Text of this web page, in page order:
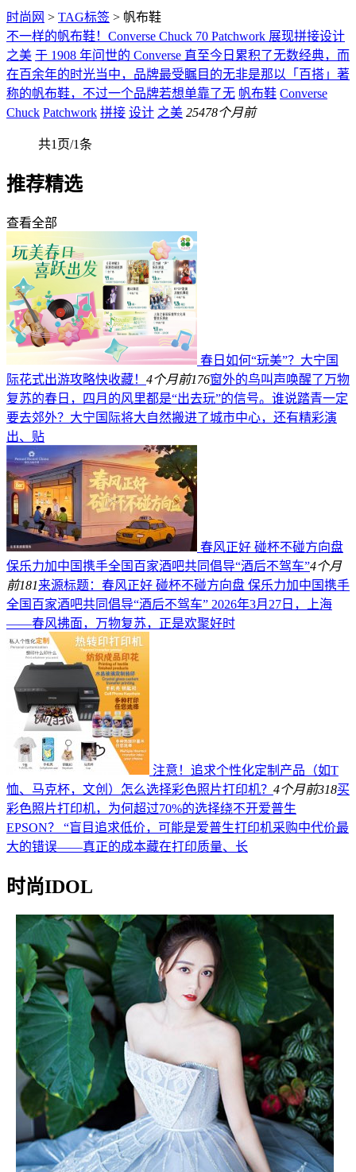
时尚网 > TAG标签 > 帆布鞋
不一样的帆布鞋！Converse Chuck 70 Patchwork 展现拼接设计
之美 于 1908 年问世的 Converse 直至今日累积了无数经典，而
在百余年的时光当中，品牌最受瞩目的无非是那以「百搭」著
称的帆布鞋，不过一个品牌若想单靠了无 帆布鞋 Converse
Chuck Patchwork 拼接 设计 之美 25478个月前
共1页/1条
推荐精选
查看全部
春日如何“玩美”？大宁国
际花式出游攻略快收藏！ 4个月前176窗外的鸟叫声唤醒了万物
复苏的春日，四月的风里都是“出去玩”的信号。谁说踏青一定
要去郊外？大宁国际将大自然搬进了城市中心，还有精彩演
出、贴
春风正好 碰杯不碰方向盘
保乐力加中国携手全国百家酒吧共同倡导“酒后不驾车”4个月
前181来源标题：春风正好 碰杯不碰方向盘 保乐力加中国携手
全国百家酒吧共同倡导“酒后不驾车” 2026年3月27日，上海
——春风拂面，万物复苏，正是欢聚好时
注意！追求个性化定制产品（如T
恤、马克杯，文创）怎么选择彩色照片打印机？ 4个月前318买
彩色照片打印机，为何超过70%的选择绕不开爱普生
EPSON？ “盲目追求低价，可能是爱普生打印机采购中代价最
大的错误——真正的成本藏在打印质量、长
时尚IDOL